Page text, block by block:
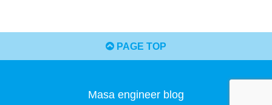
PAGE TOP
Masa engineer blog